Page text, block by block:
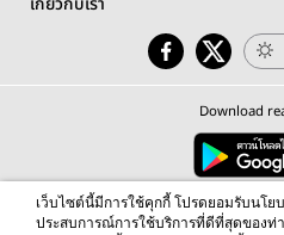
Download
© 2026 readAwrite.com by MEB
This site is protected by reCAPTCHA and the Google
เว็บไซต์นี้มีการใช้คุกกี้ โปรดยอมรับนโย
ประสบการณ์การใช้บริการที่ดีที่สุดของท่